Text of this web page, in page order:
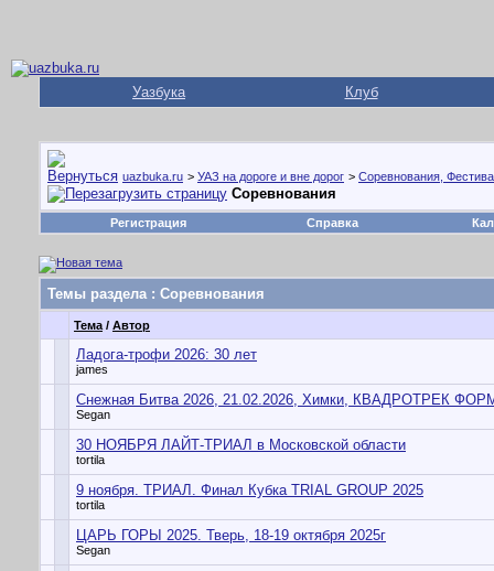
Уазбука Клуб
uazbuka.ru > УАЗ на дороге и вне дорог > Соревнования,
Соревнования
Регистрация Справка
Темы раздела: Соревнования
Тема / Автор
Ладога-трофи 2026: 30 лет
james
Снежная Битва 2026, 21.02.2026, Химки, КВАДРОТРЕК
Segan
30 НОЯБРЯ ЛАЙТ-ТРИАЛ в Московской области
tortila
9 ноября. ТРИАЛ. Финал Кубка TRIAL GROUP 2025
tortila
ЦАРЬ ГОРЫ 2025. Тверь, 18-19 октября 2025г
Segan